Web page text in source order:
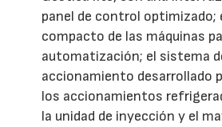
panel de control optimizado;
compacto de las máquinas
automatización; el sistema
accionamiento desarrollado
los accionamientos
la unidad de inyección y el